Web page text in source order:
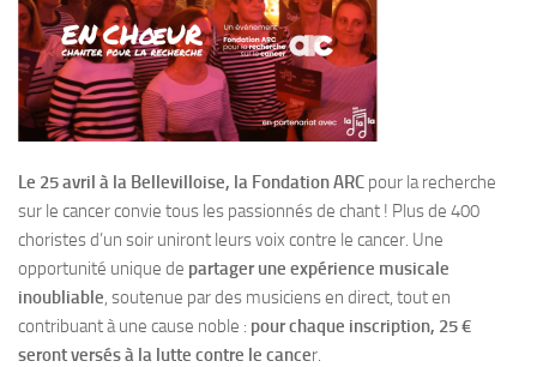
Le 25 avril à la Bellevilloise, la Fondation ARC pour la recherche
sur le cancer convie tous les passionnés de chant ! Plus de 400
choristes d’un soir uniront leurs voix contre le cancer. Une
opportunité unique de partager une expérience musicale
inoubliable, soutenue par des musiciens en direct, tout en
contribuant à une cause noble : pour chaque inscription, 25 €
seront versés à la lutte contre le cancer.